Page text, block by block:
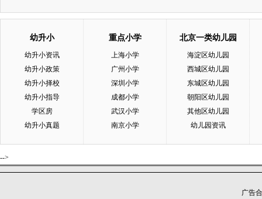
幼升小
幼升小资讯
幼升小政策
幼升小择校
幼升小指导
学区房
幼升小真题
重点小学
上海小学
广州小学
深圳小学
成都小学
武汉小学
南京小学
北京一类幼儿园
海淀区幼儿园
西城区幼儿园
东城区幼儿园
朝阳区幼儿园
其他区幼儿园
幼儿园资讯
-->
广告